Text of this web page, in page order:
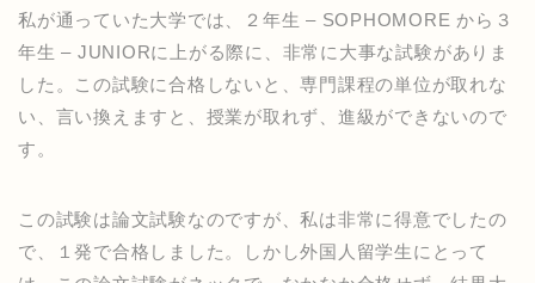
私が通っていた大学では、２年生 – SOPHOMORE から３
年生 – JUNIORに上がる際に、非常に大事な試験がありま
した。この試験に合格しないと、専門課程の単位が取れな
い、言い換えますと、授業が取れず、進級ができないので
す。
この試験は論文試験なのですが、私は非常に得意でしたの
で、１発で合格しました。しかし外国人留学生にとって